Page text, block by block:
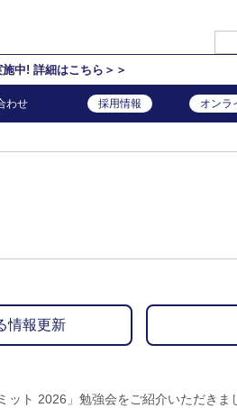
中! 詳細はこちら＞＞
わせ 採用情報 オンラ
情報更新
ット 2026」勉強会をご紹介いただきま